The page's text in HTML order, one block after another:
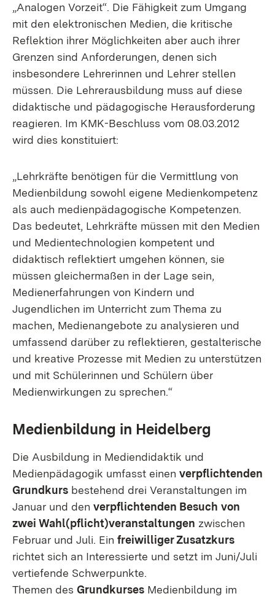
„Analogen Vorzeit“. Die Fähigkeit zum Umgang
mit den elektronischen Medien, die kritische
Reflektion ihrer Möglichkeiten aber auch ihrer
Grenzen sind Anforderungen, denen sich
insbesondere Lehrerinnen und Lehrer stellen
müssen. Die Lehrerausbildung muss auf diese
didaktische und pädagogische Herausforderung
reagieren. Im KMK-Beschluss vom 08.03.2012
wird dies konstituiert:
„Lehrkräfte benötigen für die Vermittlung von
Medienbildung sowohl eigene Medienkompetenz
als auch medienpädagogische Kompetenzen.
Das bedeutet, Lehrkräfte müssen mit den Medien
und Medientechnologien kompetent und
didaktisch reflektiert umgehen können, sie
müssen gleichermaßen in der Lage sein,
Medienerfahrungen von Kindern und
Jugendlichen im Unterricht zum Thema zu
machen, Medienangebote zu analysieren und
umfassend darüber zu reflektieren, gestalterische
und kreative Prozesse mit Medien zu unterstützen
und mit Schülerinnen und Schülern über
Medienwirkungen zu sprechen.“
Medienbildung in Heidelberg
Die Ausbildung in Mediendidaktik und
Medienpädagogik umfasst einen verpflichtenden
Grundkurs bestehend drei Veranstaltungen im
Januar und den verpflichtenden Besuch von
zwei Wahl(pflicht)veranstaltungen zwischen
Februar und Juli. Ein freiwilliger Zusatzkurs
richtet sich an Interessierte und setzt im Juni/Juli
vertiefende Schwerpunkte.
Themen des Grundkurses Medienbildung im